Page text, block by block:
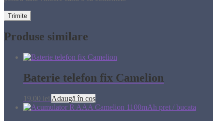
Produse similare
Baterie telefon fix Camelion
19,00 lei Adaugă în coș